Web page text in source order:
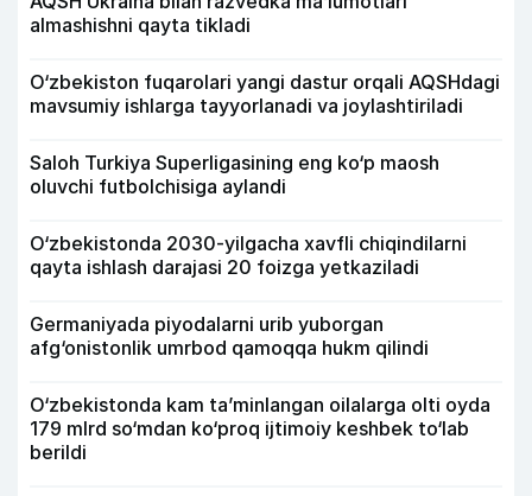
almashishni qayta tikladi
O‘zbekiston fuqarolari yangi dastur orqali AQSHdagi
mavsumiy ishlarga tayyorlanadi va joylashtiriladi
Saloh Turkiya Superligasining eng ko‘p maosh
oluvchi futbolchisiga aylandi
O‘zbekistonda 2030-yilgacha xavfli chiqindilarni
qayta ishlash darajasi 20 foizga yetkaziladi
Germaniyada piyodalarni urib yuborgan
afg‘onistonlik umrbod qamoqqa hukm qilindi
O‘zbekistonda kam ta’minlangan oilalarga olti oyda
179 mlrd so‘mdan ko‘proq ijtimoiy keshbek to‘lab
berildi